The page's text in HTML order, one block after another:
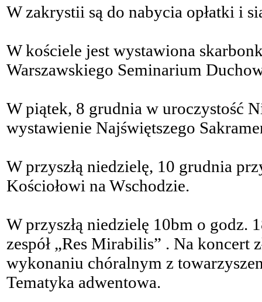
W zakrystii są do nabycia opłatki i
W kościele jest wystawiona
Warszawskiego Seminarium
W piątek, 8 grudnia w uroczystość
wystawienie Najświętszego
W przyszłą niedzielę, 10 grudnia
Kościołowi na Wschodzie.
W przyszłą niedzielę 10bm o godz.
zespół „Res Mirabilis” . Na koncert
wykonaniu chóralnym z
Tematyka adwentowa.